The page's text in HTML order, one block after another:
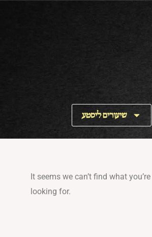
שיעורים ליסטע
It seems we can’t find what you’re
looking for.